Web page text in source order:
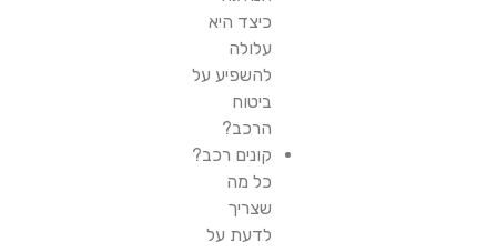
כיצד היא
עלולה
להשפיע על
ביטוח
הרכב?
קונים רכב?
כל מה
שצריך
לדעת על